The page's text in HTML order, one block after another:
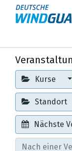
Kurse
Standort
Nächste